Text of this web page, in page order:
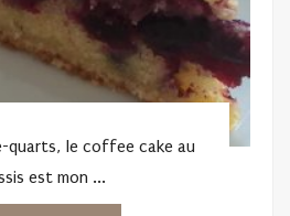
quarts, le coffee cake au
est mon ...